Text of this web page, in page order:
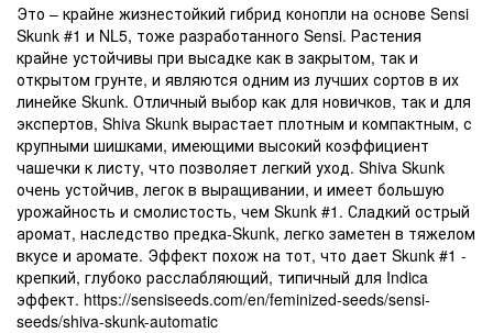
Это – крайне жизнестойкий гибрид конопли на основе Sensi
Skunk #1 и NL5, тоже разработанного Sensi. Растения
крайне устойчивы при высадке как в закрытом, так и
открытом грунте, и являются одним из лучших сортов в их
линейке Skunk. Отличный выбор как для новичков, так и для
экспертов, Shiva Skunk вырастает плотным и компактным, с
крупными шишками, имеющими высокий коэффициент
чашечки к листу, что позволяет легкий уход. Shiva Skunk
очень устойчив, легок в выращивании, и имеет большую
урожайность и смолистость, чем Skunk #1. Сладкий острый
аромат, наследство предка-Skunk, легко заметен в тяжелом
вкусе и аромате. Эффект похож на тот, что дает Skunk #1 -
крепкий, глубоко расслабляющий, типичный для Indica
эффект. https://sensiseeds.com/en/feminized-seeds/sensi-
seeds/shiva-skunk-automatic